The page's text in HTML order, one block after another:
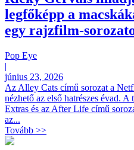
legfőképp a
egy rajzfilm-
Pop Eye
|
június 23, 2026
Az Alley Cats című sorozat a
nézhető az első hatrészes évad.
Extras és az After Life című
az...
Tovább >>